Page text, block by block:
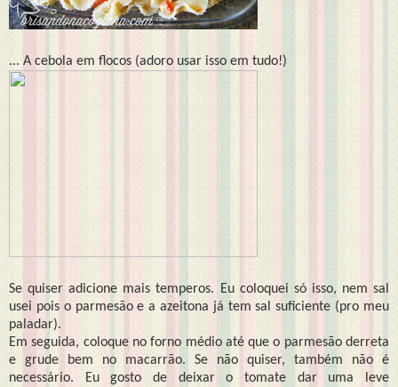
... A cebola em flocos (adoro usar isso em tudo!)
Se quiser adicione mais temperos. Eu coloquei só isso, nem sal
usei pois o parmesão e a azeitona já tem sal suficiente (pro meu
paladar).
Em seguida, coloque no forno médio até que o parmesão derreta
e grude bem no macarrão. Se não quiser, também não é
necessário. Eu gosto de deixar o tomate dar uma leve